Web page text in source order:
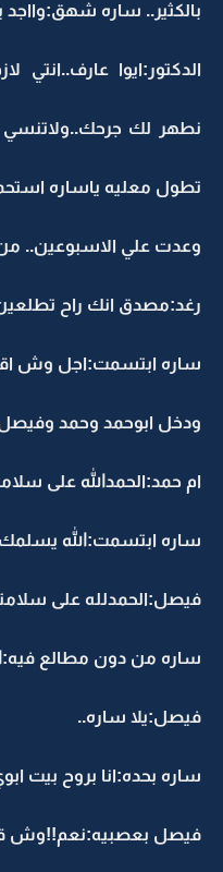
بالكثير.. ساره شهق:وااجد
الدكتور:ايوا
نطهر لك جرحك..ولاتنسي
تطول معليه ياساره
وعدت علي الاسبوعين..
رغد:مصدق انك راح
ساره ابتسمت:اجل وش
ودخل ابوحمد وحمد
ام حمد:الحمدالله على
ساره ابتسمت:الله
فيصل:الحمدلله على
ساره من دون مطالع
فيصل:يلا ساره..
ساره بحده:انا بروح بيت
فيصل بعصبيه:نعم!!وش